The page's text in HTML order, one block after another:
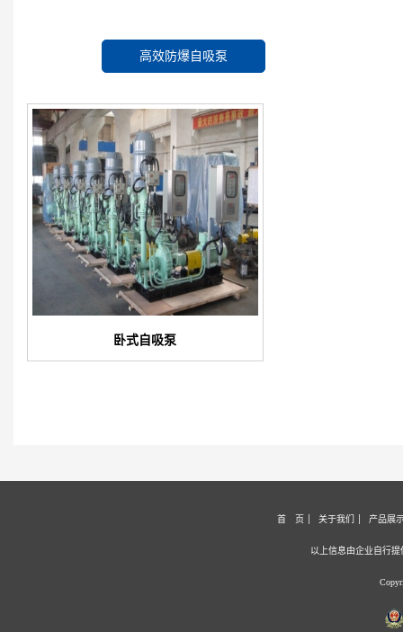
高效防爆自吸泵
卧式自吸泵
首 页 关于我们 产品展
以上信息由企业自行